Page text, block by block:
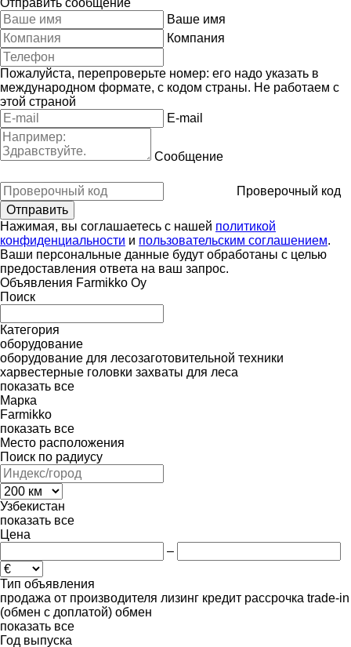
Ваше имя
Компания
Пожалуйста, перепроверьте номер: его надо указать в
международном формате, с кодом страны. Не работаем с
этой страной
E-mail
Сообщение
Проверочный код
Нажимая, вы соглашаетесь с нашей политикой
конфиденциальности и пользовательским соглашением.
Ваши персональные данные будут обработаны с целью
предоставления ответа на ваш запрос.
Объявления Farmikko Oy
Поиск
Категория
оборудование
оборудование для лесозаготовительной техники
харвестерные головки захваты для леса
показать все
Марка
Farmikko
показать все
Место расположения
Поиск по радиусу
Узбекистан
показать все
Цена
–
Тип объявления
продажа от производителя лизинг кредит рассрочка trade-in
(обмен с доплатой) обмен
показать все
Год выпуска